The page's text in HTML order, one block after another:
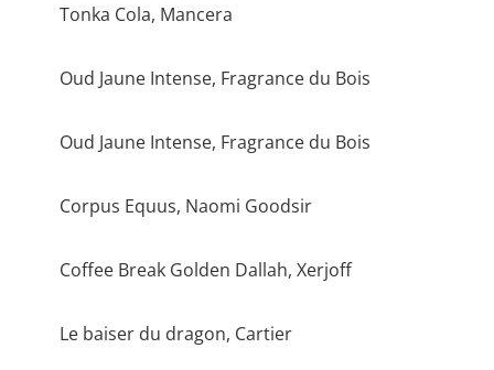
Tonka Cola, Mancera
Oud Jaune Intense, Fragrance du Bois
Oud Jaune Intense, Fragrance du Bois
Corpus Equus, Naomi Goodsir
Coffee Break Golden Dallah, Xerjoff
Le baiser du dragon, Cartier